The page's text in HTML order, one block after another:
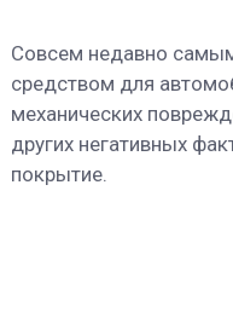
Совсем недавно
средством для
механических
других негативных
покрытие.